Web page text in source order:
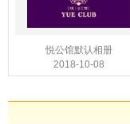
悦公馆默认相册
2018-10-08